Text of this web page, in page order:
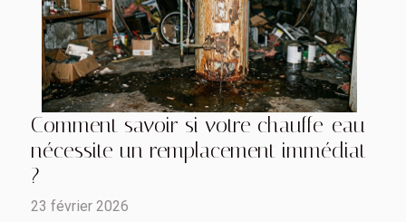
Comment savoir si votre chauffe-eau
nécessite un remplacement immédiat
?
23 février 2026